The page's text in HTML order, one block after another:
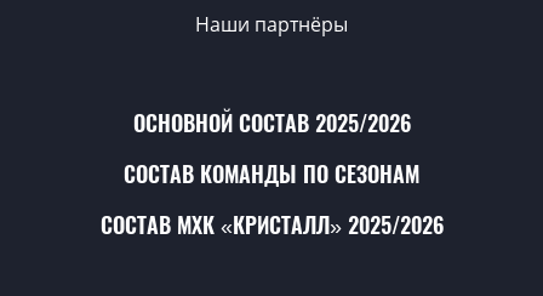
Наши партнёры
ОСНОВНОЙ СОСТАВ 2025/2026
СОСТАВ КОМАНДЫ ПО СЕЗОНАМ
СОСТАВ МХК «КРИСТАЛЛ» 2025/2026